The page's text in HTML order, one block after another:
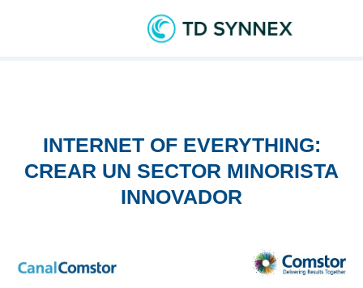
INTERNET OF EVERYTHING:
CREAR UN SECTOR MINORISTA
INNOVADOR